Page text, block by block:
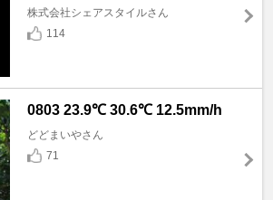
株式会社シェアスタイルさん
114
0803 23.9℃ 30.6℃ 12.5mm/h
どどまいやさん
71